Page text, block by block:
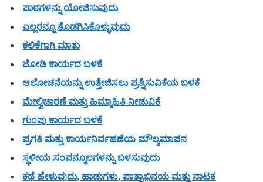
ಪಾಠಗಳನ್ನು ಯೋಜಿಸುವುದು
ಎಲ್ಲರನ್ನೂ ತೊಡಗಿಸಿಕೊಳ್ಳುವುದು
ಕಲಿಕೆಗಾಗಿ ಮಾತು
ಜೋಡಿ ಕಾರ್ಯದ ಬಳಕೆ
ಆಲೋಚನೆಯನ್ನು ಉತ್ತೇಜಿಸಲು ಪ್ರಶ್ನಿಸುವಿಕೆಯ ಬಳಕೆ
ಮೇಲ್ವಿಚಾರಣೆ ಮತ್ತು ಹಿಮ್ಮಾಹಿತಿ ನೀಡುವಿಕೆ
ಗುಂಪು ಕಾರ್ಯದ ಬಳಕೆ
ಪ್ರಗತಿ ಮತ್ತು ಕಾರ್ಯನಿರ್ವಹಣೆಯ ಮೌಲ್ಯಮಾಪನ
ಸ್ಥಳೀಯ ಸಂಪನ್ಮೂಲಗಳನ್ನು ಬಳಸುವುದು
ಕಥೆ ಹೇಳುವುದು, ಹಾಡುಗಳು, ಪಾತ್ರಾಭಿನಯ ಮತ್ತು ನಾಟಕ